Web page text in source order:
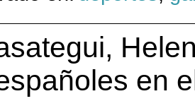
en